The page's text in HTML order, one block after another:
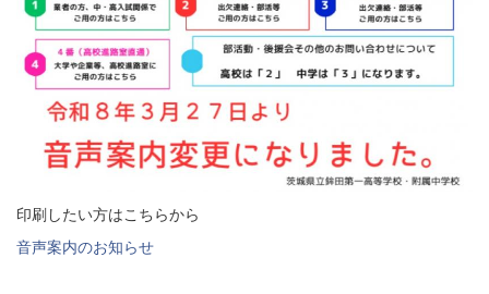
印刷したい方はこちらから
音声案内のお知らせ